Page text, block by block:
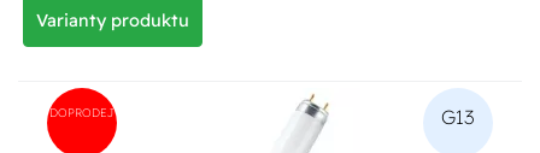
Varianty produktu
DOPRODEJ G13